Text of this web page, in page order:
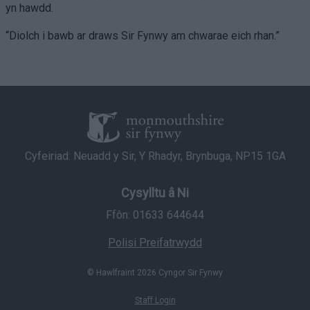
yn hawdd.
“Diolch i bawb ar draws Sir Fynwy am chwarae eich rhan.”
Cyfeiriad: Neuadd y Sir, Y Rhadyr, Brynbuga, NP15 1GA
Cysylltu â Ni
Ffôn: 01633 644644
Polisi Preifatrwydd
© Hawlfraint 2026 Cyngor Sir Fynwy
Staff Login